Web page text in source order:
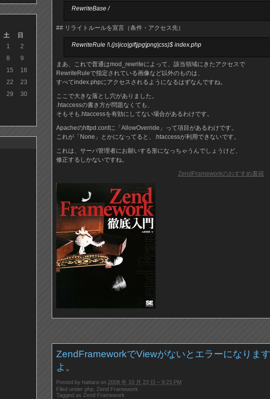
RewriteBase /
## リライトルールを宣言（条件・アクセス先）
RewriteRule !\.(js|ico|gif|jpg|png|css)$ index.php
まあ、これで普通はmod_rewriteによって、該当領域にきたアクセスで
RewriteRuleで指定されている画像など以外のものは、
すべてindex.phpにアクセスされるようになるはずなんですね。
ここで大きな落とし穴がありました。
.htaccessの書き方が問題なくても、
そもそも.htaccessを有効にしてない場合があるわけです。
Apacheのhttpd.confに「AllowOverride」って項目があるわけです。
これが「None」とかになってると、.htaccessが利用できないです。
これは、サーバ管理者にお願いする形になっちゃうんでしょうけど、
修正するしかないですね。
ZendFrameworkのおすすめ書籍
ZendFrameworkでViewがないとエラーになります
よ。
Posted by hattara on 2008 年 10 月 23 日 – 9:23 PM
Filed under php Zend Framework
Tagged as Zend Framework
土 日
1
2
8
9
15
16
22
23
29
30